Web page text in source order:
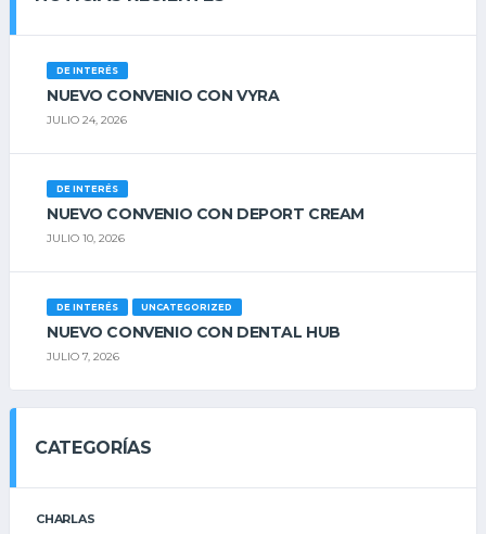
DE INTERÉS
NUEVO CONVENIO CON VYRA
JULIO 24, 2026
DE INTERÉS
NUEVO CONVENIO CON DEPORT CREAM
JULIO 10, 2026
DE INTERÉS UNCATEGORIZED
NUEVO CONVENIO CON DENTAL HUB
JULIO 7, 2026
CATEGORÍAS
CHARLAS